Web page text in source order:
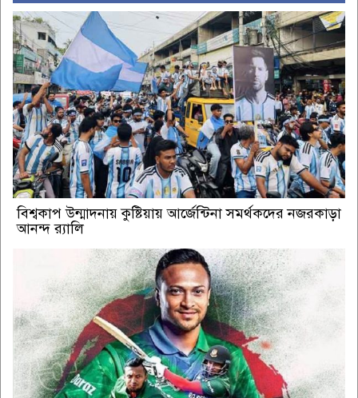
বিশ্বকাপ উন্মাদনায় কুষ্টিয়ায় আর্জেন্টিনা সমর্থকদের নজরকাড়া
আনন্দ র‌্যালি